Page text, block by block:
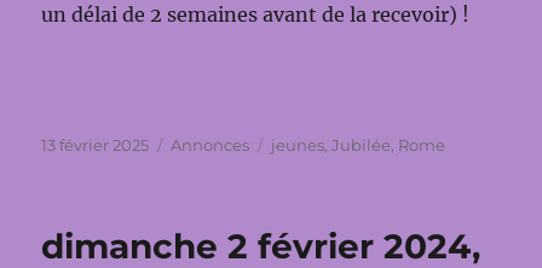
un délai de 2 semaines avant de la recevoir) !
Publié
13 février 2025 Catégories
Annonces Étiquettes
jeunes,Jubilée, Rome
dimanche 2 février 2024,